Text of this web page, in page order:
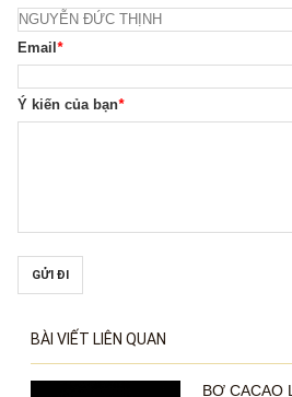
Email*
Ý kiến của bạn*
GỬI ĐI
BÀI VIẾT LIÊN QUAN
BƠ CACAO